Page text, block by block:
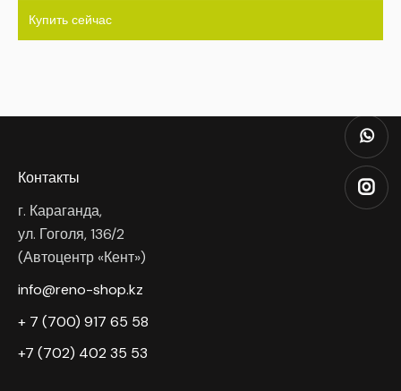
Купить сейчас
Контакты
г. Караганда,
ул. Гоголя, 136/2
(Автоцентр «Кент»)
info@reno-shop.kz
+ 7 (700) 917 65 58
+7 (702) 402 35 53